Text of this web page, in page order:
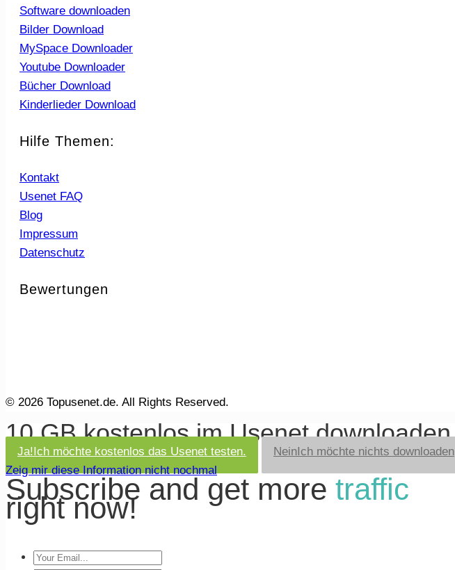
Software downloaden
Bilder Download
MySpace Downloader
Youtube Downloader
Bücher Download
Kinderlieder Download
Hilfe Themen:
Kontakt
Usenet FAQ
Blog
Impressum
Datenschutz
Bewertungen
© 2026 Topusenet.de. All Rights Reserved.
10 GB kostenlos im Usenet downloaden
Ja! Ich möchte kostenlos das Usenet testen. Nein Ich möchte nichts downloaden
Zeig mir diese Information nicht nochmal
Subscribe and get more traffic
right now!